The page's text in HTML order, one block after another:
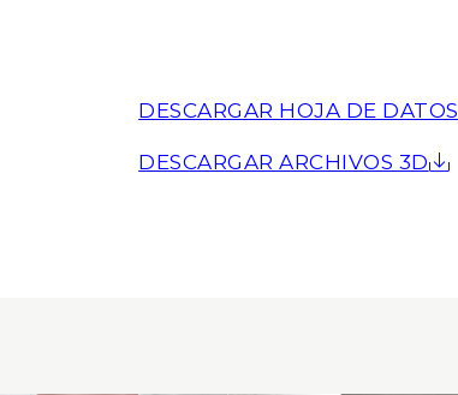
DESCARGAR HOJA DE DATOS
DESCARGAR ARCHIVOS 3D